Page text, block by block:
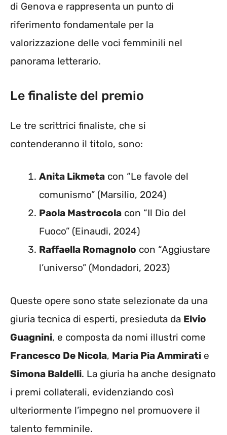
di Genova e rappresenta un punto di
riferimento fondamentale per la
valorizzazione delle voci femminili nel
panorama letterario.
Le finaliste del premio
Le tre scrittrici finaliste, che si
contenderanno il titolo, sono:
Anita Likmeta con “Le favole del
comunismo” (Marsilio, 2024)
Paola Mastrocola con “Il Dio del
Fuoco” (Einaudi, 2024)
Raffaella Romagnolo con “Aggiustare
l’universo” (Mondadori, 2023)
Queste opere sono state selezionate da una
giuria tecnica di esperti, presieduta da Elvio
Guagnini, e composta da nomi illustri come
Francesco De Nicola, Maria Pia Ammirati e
Simona Baldelli. La giuria ha anche designato
i premi collaterali, evidenziando così
ulteriormente l’impegno nel promuovere il
talento femminile.